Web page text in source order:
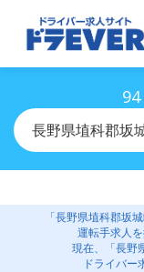
94
長野県埴科郡坂
「長野県埴科郡坂
運転手求人
現在、「長野
ドライバー